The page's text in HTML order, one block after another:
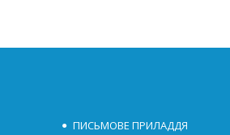
ПИСЬМОВЕ ПРИЛАДДЯ